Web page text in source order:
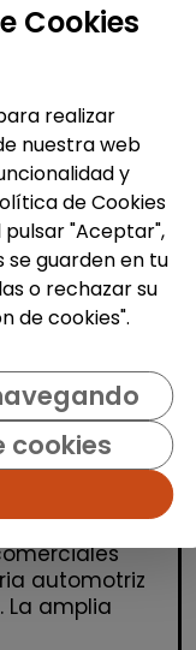
proveedor
automotriz
La amplia
Cookies
realizar
nuestra web
y
de Cookies
"Aceptar",
se guarden en tu
o rechazar su
de cookies".
cookies